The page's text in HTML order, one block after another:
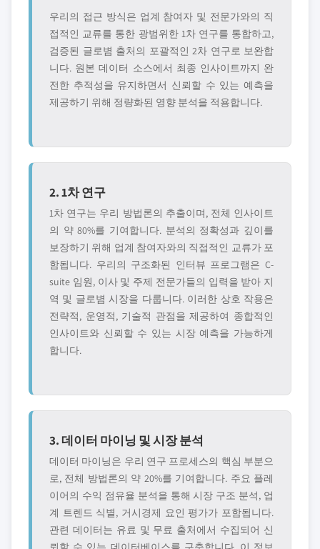
우리의 접근 방식은 업계 참여자 및 전문가와의 직
접적인 교류를 통한 광범위한 1차 연구를 통합하고,
검증된 글로볌 출처의 포괄적인 2차 연구로 보완합
니다. 원본 데이터 소스에서 최종 인사이트까지 완
전한 추적성을 유지하면서 신뢰할 수 있는 예측을
제공하기 위해 정량화된 영향 분석을 적용합니다.
2. 1차 연구
1차 연구는 우리 방법론의 추출이며, 전체 인사이트
의 약 80%를 기여합니다. 분석의 정확성과 깊이를
보장하기 위해 업계 참여자와의 직접적인 교류가 포
함됩니다. 우리의 구조화된 인터뷰 프로그램은 C-
suite 임원, 이사 및 주제 전문가들의 입력을 받아 지
역 및 글로볌 시장을 다룹니다. 이러한 상호 작용은
전략적, 운영적, 기술적 관점을 제공하여 종합적인
인사이트와 신뢰할 수 있는 시장 예측을 가능하게
합니다.
3. 데이터 마이닝 및 시장 분석
데이터 마이닝은 우리 연구 프로세스의 핵심 부분으
로, 전체 방법론의 약 20%를 기여합니다. 주요 플레
이어의 수익 점유율 분석을 통해 시장 구조 분석, 업
계 트렌드 식별, 거시경제 요인 평가가 포함됩니다.
관련 데이터는 유료 및 무료 출처에서 수집되어 신